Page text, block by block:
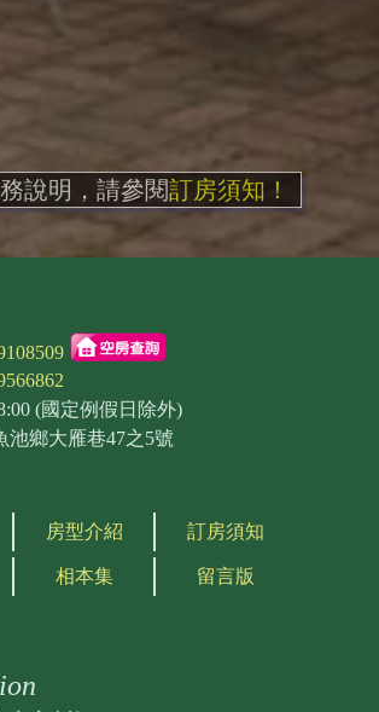
說明，請參閱訂房須知！
(國定例假日除外)
池鄉大雁巷47之5號
房型介紹 訂房須知
相本集 留言版